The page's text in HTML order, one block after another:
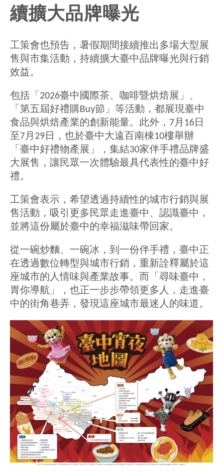
續擴大品牌曝光
工策會也預告，暑假期間接續推出多場大型展
售與市集活動，持續擴大臺中品牌曝光與行銷
效益。
包括「2026臺中國際茶、咖啡暨烘焙展」、
「第五屆好禮購Buy節」等活動，都展現臺中
食品與烘焙產業的創新能量。此外，7月16日
至7月29日，也於臺中大遠百南棟10樓舉辦
「臺中好禮物產展」，集結30家伴手禮品牌盛
大展售，讓民眾一次體驗最具代表性的臺中好
禮。
工策會表示，希望透過持續性的城市行銷與展
售活動，吸引更多民眾走進臺中、認識臺中，
並將這份屬於臺中的幸福滋味帶回家。
從一碗炒麵、一碗冰，到一份伴手禮，臺中正
在透過數位轉型與城市行銷，重新詮釋屬於這
座城市的人情味與產業故事。而「尋味臺中，
胃你導航」，也正一步步帶領更多人，走進臺
中的街角巷弄，發現這座城市最迷人的味道。